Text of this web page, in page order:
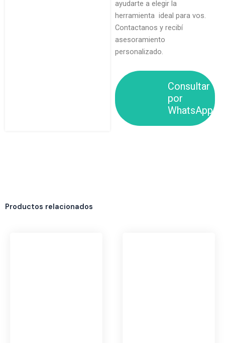
ayudarte a elegir la
herramienta ideal para vos.
Contactanos y recibí
asesoramiento
personalizado.
Consultar
por
WhatsApp
Productos relacionados